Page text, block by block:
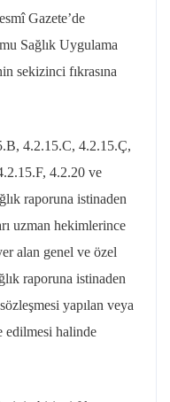
Gazete’de
Sağlık Uygulama
sekizinci fıkrasına
4.2.15.C, 4.2.15.Ç,
4.2.20 ve
raporuna istinaden
uzman hekimlerince
alan genel ve özel
raporuna istinaden
yapılan veya
edilmesi halinde